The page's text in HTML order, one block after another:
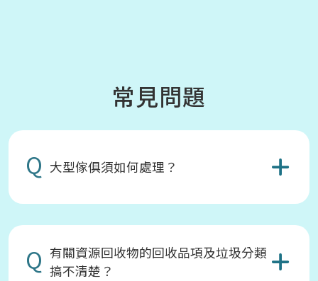
常見問題
Q 大型傢俱須如何處理？
Q 有關資源回收物的回收品項及垃圾分類
搞不清楚？